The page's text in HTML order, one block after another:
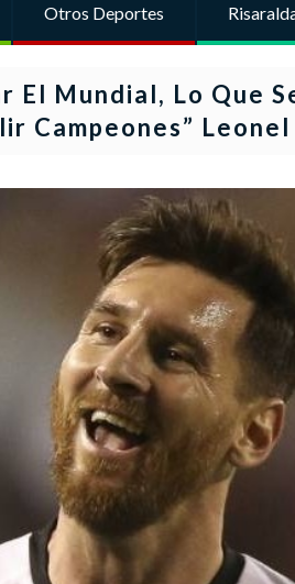
Otros Deportes
El Mundial, Lo Que
Campeones”